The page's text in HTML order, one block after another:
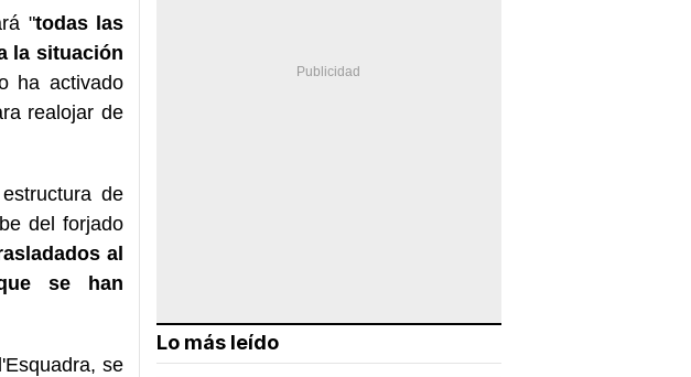
"todas las
la situación
ha activado
realojar de
de
del forjado
al
se han
se
Lo más leído